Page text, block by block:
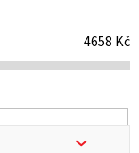
4658 Kč